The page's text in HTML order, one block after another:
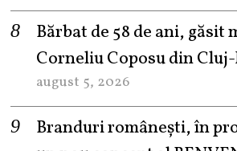
Bărbat de 58 de ani, găsit
Corneliu Coposu din
august 5, 2026
Branduri românești, în